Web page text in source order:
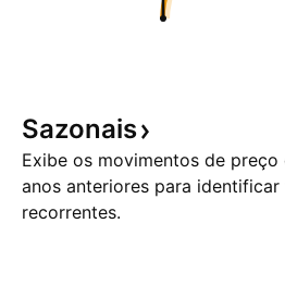
Sazonais
Exibe os movimentos de
anos anteriores para identificar
recorrentes.